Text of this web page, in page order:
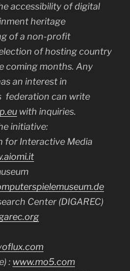
accessibility of digital
heritage
of a non-profit
of hosting country
coming months. Any
an interest in
federation can write
with inquiries.
initiative:
for Interactive Media
Center (DIGAREC)
: www.mo5.com